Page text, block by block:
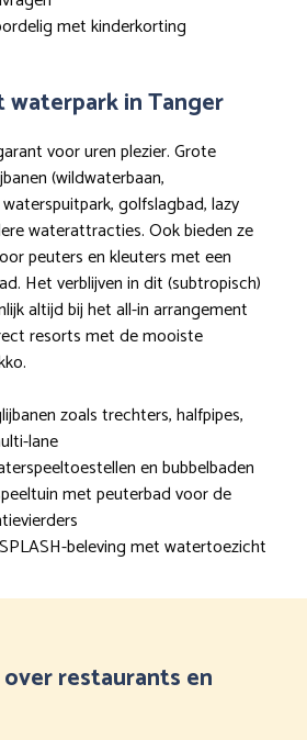
met kinderkorting
in Tanger
voor uren plezier. Grote
(wildwaterbaan,
golfslagbad, lazy
waterattracties. Ook bieden ze
peuters en kleuters met een
Het verblijven in dit (subtropisch)
altijd bij het all-in arrangement
resorts met de mooiste
zoals trechters, halfpipes,
lane
en bubbelbaden
met peuterbad voor de
beleving met watertoezicht
restaurants en